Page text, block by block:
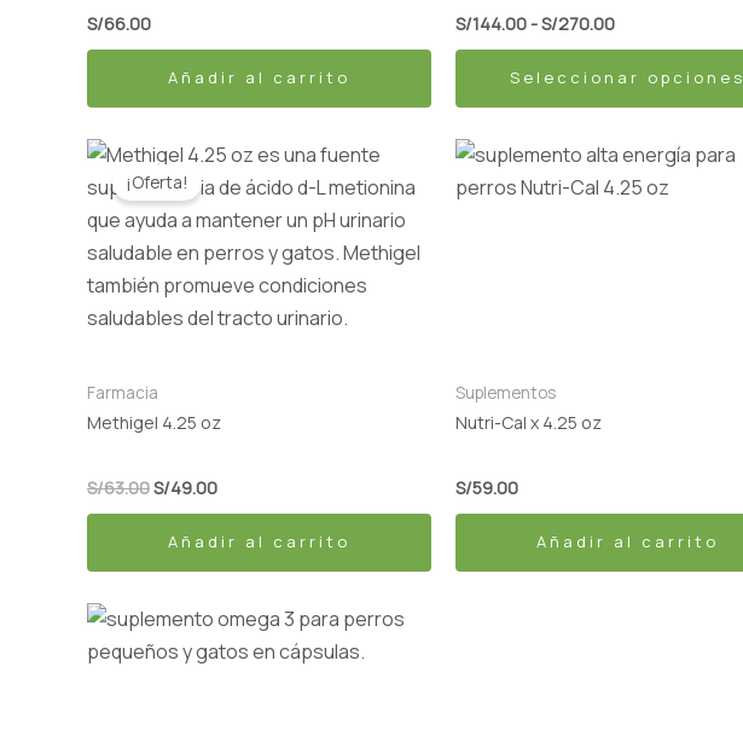
S/66.00
Añadir al carrito
S/144.00-S/270.00
Seleccionar opciones
en
la
página
de
producto
¡Oferta!
Farmacia
Methigel 4.25 oz
S/63.00
El
precio
original
era:
S/63.00.
S/49.00
El
precio
actual
es:
S/49.00.
Añadir al carrito
Suplementos
Nutri-Cal x 4.25 oz
S/59.00
Añadir al carrito